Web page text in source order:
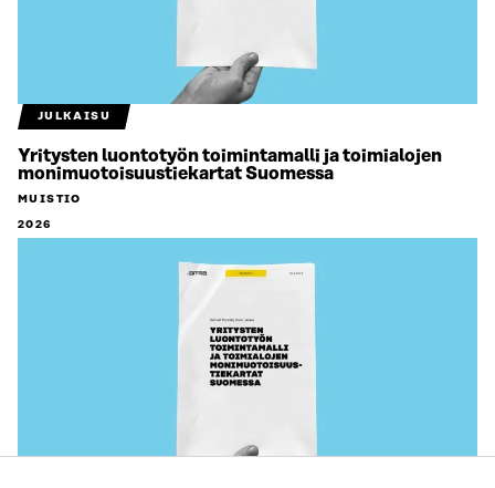
JULKAISU
Yritysten luontotyön toimintamalli ja toimialojen
monimuotoisuustiekartat Suomessa
MUISTIO
2026